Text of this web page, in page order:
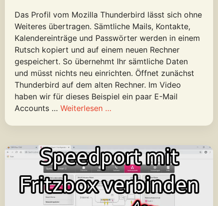
Das Profil vom Mozilla Thunderbird lässt sich ohne
Weiteres übertragen. Sämtliche Mails, Kontakte,
Kalendereinträge und Passwörter werden in einem
Rutsch kopiert und auf einem neuen Rechner
gespeichert. So übernehmt Ihr sämtliche Daten
und müsst nichts neu einrichten. Öffnet zunächst
Thunderbird auf dem alten Rechner. Im Video
haben wir für dieses Beispiel ein paar E-Mail
Accounts … Weiterlesen …